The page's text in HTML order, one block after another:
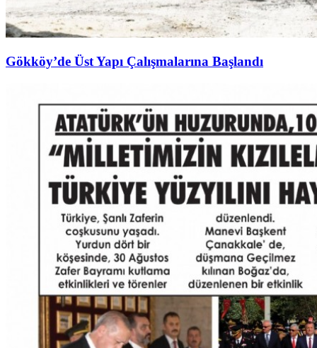
Gökköy’de Üst Yapı Çalışmalarına Başlandı